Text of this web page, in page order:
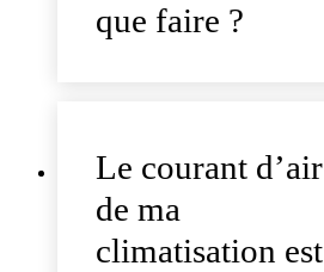
que faire ?
Le courant d’air
de ma
climatisation est